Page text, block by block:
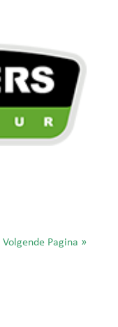
Volgende Pagina »